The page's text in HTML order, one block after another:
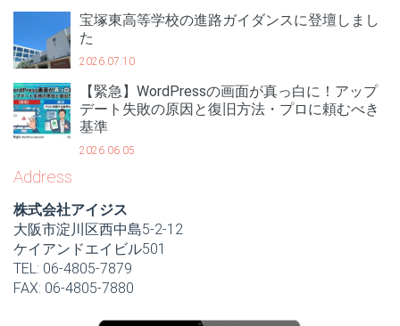
宝塚東高等学校の進路ガイダンスに登壇しまし
た
2026.07.10
【緊急】WordPressの画面が真っ白に！アップ
デート失敗の原因と復旧方法・プロに頼むべき
基準
2026.06.05
Address
株式会社アイジス
大阪市淀川区西中島5-2-12
ケイアンドエイビル501
TEL: 06-4805-7879
FAX: 06-4805-7880